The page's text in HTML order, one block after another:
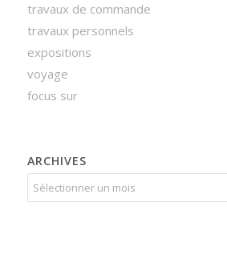
travaux de commande
travaux personnels
expositions
voyage
focus sur
ARCHIVES